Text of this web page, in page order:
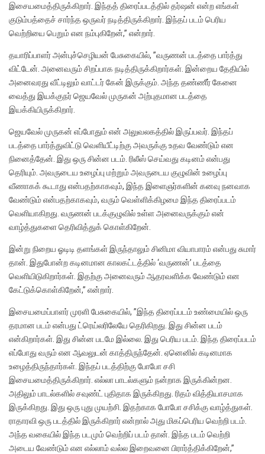
இசையமைத்திருக்கிறார். இந்தத் திரைப்படத்தில் தர்ஷன் என்ற எங்கள்
குடும்பத்தைச் சார்ந்த ஒருவர் நடித்திருக்கிறார்.‌ இந்தப் படம் பெரிய
வெற்றியை பெறும் என நம்புகிறேன்,” என்றார்.
தயாரிப்பாளர் அன்புச்செழியன் பேசுகையில், ”வருணன் படத்தை பார்த்து
விட்டேன். அனைவரும் சிறப்பாக நடித்திருக்கிறார்கள். இன்றைய தேதியில்
அனைவரது வீட்டிலும் வாட்டர் கேன் இருக்கும். அந்த தண்ணீர் கேனை
வைத்து இயக்குநர் ஜெயவேல் முருகன் அற்புதமான படத்தை
இயக்கியிருக்கிறார்.
ஜெயவேல் முருகன் எப்போதும் என் அலுவலகத்தில் இருப்பவர். இந்தப்
படத்தை பார்த்துவிட்டு வெளியீட்டிற்கு அவருக்கு உதவ வேண்டும் என
நினைத்தேன். இது ஒரு சின்ன படம். ரிலீஸ் செய்வது கடினம் என்பது
தெரியும். அவருடைய உழைப்பு மற்றும் அவருடைய குழுவின் உழைப்பு
வீணாகக் கூடாது என்பதற்காகவும், இந்த இளைஞர்களின் கனவு நனவாக
வேண்டும் என்பதற்காகவும், வரும் வெள்ளிக்கிழமை இந்த திரைப்படம்
வெளியாகிறது. வருணன் படக்குழுவில் உள்ள அனைவருக்கும் என்
வாழ்த்துகளை தெரிவித்துக் கொள்கிறேன்.
இன்று நிறைய ஓடிடி தளங்கள் இருந்தாலும் சினிமா வியாபாரம் என்பது சுமார்
தான். இதுபோன்ற கடினமான காலகட்டத்தில் ‘வருணன்’ படத்தை
வெளியிடுகிறார்கள். இதற்கு அனைவரும் ஆதரவளிக்க வேண்டும் என
கேட்டுக்கொள்கிறேன்,” என்றார்.
இசையமைப்பாளர் முரளி பேசுகையில், ”இந்த திரைப்படம் உண்மையில் ஒரு
தரமான படம் என்பது ட்ரெய்லரிலேயே தெரிகிறது. இது சின்ன படம்
என்கிறார்கள். இது சின்ன படமே இல்லை. இது பெரிய படம். இந்த திரைப்படம்
எப்போது வரும் என ஆவலுடன் காத்திருந்தேன். ஏனெனில் கடினமாக
உழைத்திருந்தார்கள். இந்தப் படத்திற்கு போபோ சசி
இசையமைத்திருக்கிறார். எல்லா பாடல்களும் நன்றாக இருக்கின்றன.
அதிலும் பாடல்களில் சவுண்ட் புதிதாக இருக்கிறது. ரிதம் வித்தியாசமாக
இருக்கிறது. இது ஒரு புது முயற்சி. இதற்காக போபோ சசிக்கு வாழ்த்துகள்.
ராதாரவி ஒரு படத்தில் இருக்கிறார் என்றால் அது மிகப்பெரிய வெற்றி படம்.
அந்த வகையில் இந்த படமும் வெற்றிப் படம் தான். இந்த படம் வெற்றி
அடைய வேண்டும் என எல்லாம் வல்ல இறைவனை பிரார்த்திக்கிறேன்,”